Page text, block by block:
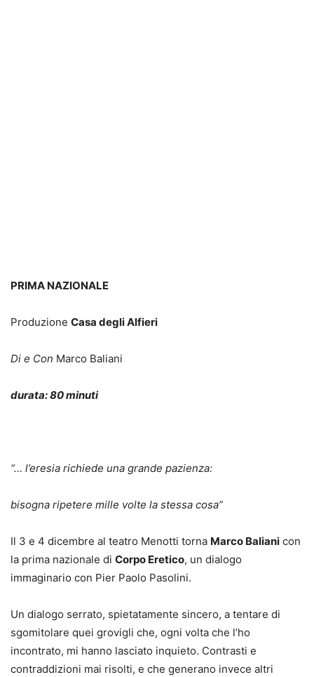
PRIMA NAZIONALE
Produzione Casa degli Alfieri
Di e Con Marco Baliani
durata: 80 minuti
“… l’eresia richiede una grande pazienza:
bisogna ripetere mille volte la stessa cosa”
Il 3 e 4 dicembre al teatro Menotti torna Marco Baliani con
la prima nazionale di Corpo Eretico, un dialogo
immaginario con Pier Paolo Pasolini.
Un dialogo serrato, spietatamente sincero, a tentare di
sgomitolare quei grovigli che, ogni volta che l’ho
incontrato, mi hanno lasciato inquieto. Contrasti e
contraddizioni mai risolti, e che generano invece altri